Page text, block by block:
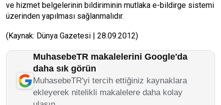
ve hizmet belgelerinin bildiriminin mutlaka e-bildirge sistemi
üzerinden yapılması sağlanmalıdır.
(Kaynak: Dünya Gazetesi | 28.09.2012)
MuhasebeTR makalelerini Google'da
daha sık görün
MuhasebeTR'yi tercih ettiğiniz kaynaklara
ekleyerek nitelikli makalelere daha kolay